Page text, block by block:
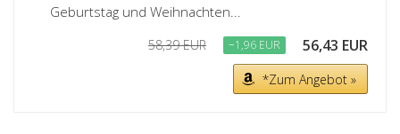
Geburtstag und Weihnachten...
58,39 EUR −1,96 EUR 56,43 EUR
*Zum Angebot »